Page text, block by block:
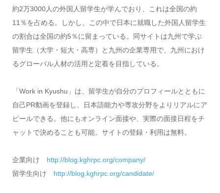
約2万3000人の外国人留学生が学んでおり、これは全国の約
11％を占める。しかし、この中で日本に就職した外国人留学生
の割合は全国の約5％に留まっている。同サイトは九州で学ぶ
留学生（大学・短大・高専）と九州の企業専用で、九州におけ
るグローバル人材の活用と定着を目指している。
「Work in Kyushu」は、留学生が自分のプロフィールとともに
自己PR動画を登録し、日本語能力や専攻分野をよりリアルにア
ピールできる。他にもオンライン面接や、実際の面接日程をチ
ャットで決めることも可能。サイトの登録・利用は無料。
企業向け http://blog.kghrpc.org/company/
留学生向け http://blog.kghrpc.org/candidate/